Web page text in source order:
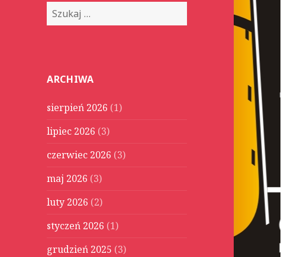
S
z
j
ARCHIWA
sierpień 2026 (1)
lipiec 2026 (3)
czerwiec 2026 (3)
maj 2026 (3)
luty 2026 (2)
styczeń 2026 (1)
grudzień 2025 (3)